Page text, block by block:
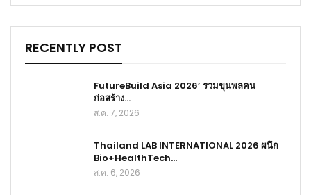
RECENTLY POST
FutureBuild Asia 2026’ รวมขุนพลคน
ก่อสร้าง…
ส.ค. 7, 2026
Thailand LAB INTERNATIONAL 2026 ผนึก
Bio+HealthTech…
ส.ค. 6, 2026